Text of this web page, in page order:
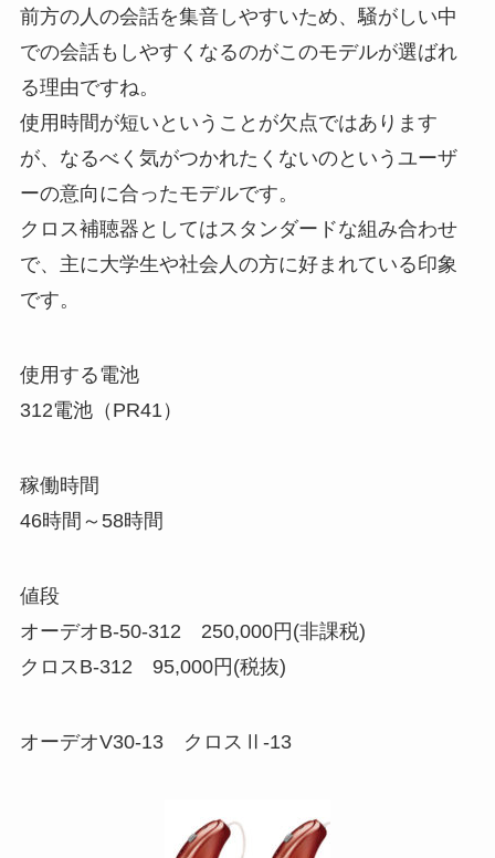
前方の人の会話を集音しやすいため、騒がしい中
での会話もしやすくなるのがこのモデルが選ばれ
る理由ですね。
使用時間が短いということが欠点ではあります
が、なるべく気がつかれたくないのというユーザ
ーの意向に合ったモデルです。
クロス補聴器としてはスタンダードな組み合わせ
で、主に大学生や社会人の方に好まれている印象
です。
使用する電池
312電池（PR41）
稼働時間
46時間～58時間
値段
オーデオB-50-312 250,000円(非課税)
クロスB-312 95,000円(税抜)
オーデオV30-13 クロスⅡ-13